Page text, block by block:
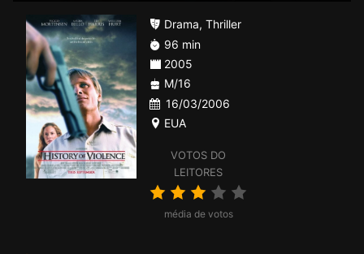
VOTOS DO
LEITORES
média de votos
Drama, Thriller
96 min
2005
M/16
16/03/2006
EUA